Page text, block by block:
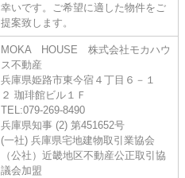
幸いです。ご希望に適した物件をご
提案致します。
MOKA HOUSE 株式会社モカハウ
ス不動産
兵庫県姫路市東今宿４丁目６－１
２ 珈琲館ビル１Ｆ
TEL:079-269-8490
兵庫県知事 (2) 第451652号
(一社) 兵庫県宅地建物取引業協会
（公社）近畿地区不動産公正取引協
議会加盟